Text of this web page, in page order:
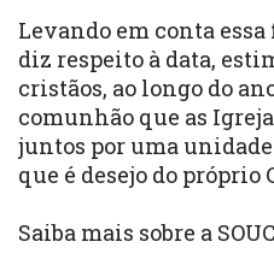
Levando em conta
diz respeito à data,
cristãos, ao longo do
comunhão que as
juntos por uma
que é desejo do próprio
Saiba mais sobre a SOUC